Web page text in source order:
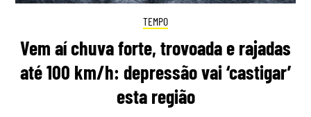
TEMPO
Vem aí chuva forte, trovoada e rajadas
até 100 km/h: depressão vai ‘castigar’
esta região